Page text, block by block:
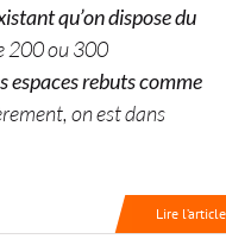
qu’on dispose du
200 ou 300
rebuts comme
on est dans
Lire l’article